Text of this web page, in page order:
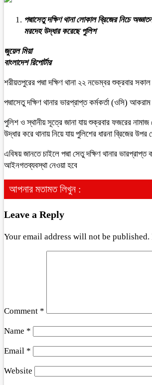
পদ্মাসেতু দক্ষিণ থানা লোকাল ব্রিজের নিচে
মরদেহ উদ্ধার করেছে পুলিশ
জুয়েল মিয়া
বাংলাদেশ রিপোর্টার
শরীয়তপুরের পদ্মা দক্ষিণ থানা ২২ নভেম্বর শুক্রবার
পদ্মাসেতু দক্ষিণ থানার ভারপ্রাপ্ত কর্মকর্তা (ওসি)
পুলিশ ও স্থানীয় সূত্রে জানা যায় শুক্রবার ফজরের নামাজ
উদ্ধার করে থানায় নিয়ে যায় পুলিশের ধারনা ব্রিজের
এবিষয় জানতে চাইলে পদ্মা সেতু দক্ষিণ থানার
আইনগতব্যবস্থা নেওয়া হবে
আপনার মতামত লিখুন :
Leave a Reply
Your email address will not be published.
Comment *
Name *
Email *
Website